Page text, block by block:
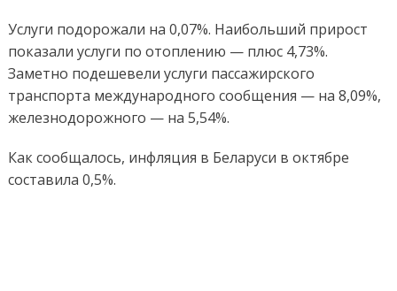
Услуги подорожали на 0,07%. Наибольший прирост
показали услуги по отоплению — плюс 4,73%.
Заметно подешевели услуги пассажирского
транспорта международного сообщения — на 8,09%,
железнодорожного — на 5,54%.
Как сообщалось, инфляция в Беларуси в октябре
составила 0,5%.